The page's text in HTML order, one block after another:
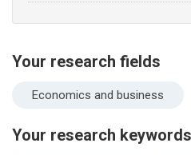
Your research fields
Economics and business
Your research